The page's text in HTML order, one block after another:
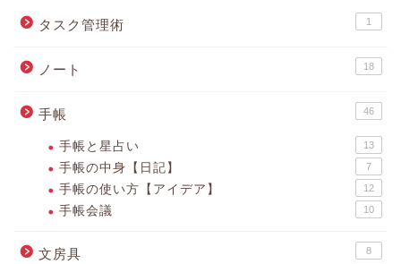
タスク管理術 1
ノート 18
手帳 46
手帳と星占い 13
手帳の中身【日記】 7
手帳の使い方【アイデア】 12
手帳会議 10
文房具 8